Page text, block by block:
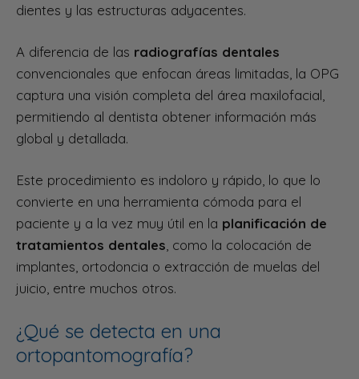
dientes y las estructuras adyacentes.
A diferencia de las radiografías dentales
convencionales que enfocan áreas limitadas, la OPG
captura una visión completa del área maxilofacial,
permitiendo al dentista obtener información más
global y detallada.
Este procedimiento es indoloro y rápido, lo que lo
convierte en una herramienta cómoda para el
paciente y a la vez muy útil en la planificación de
tratamientos dentales , como la colocación de
implantes, ortodoncia o extracción de muelas del
juicio, entre muchos otros.
¿Qué se detecta en una
ortopantomografía?